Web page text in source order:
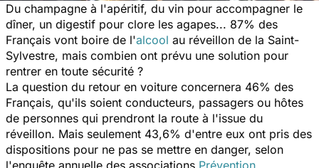
Du champagne à l'apéritif, du vin pour accompagner le
dîner, un digestif pour clore les agapes... 87% des
Français vont boire de l'alcool au réveillon de la Saint-
Sylvestre, mais combien ont prévu une solution pour
rentrer en toute sécurité ?
La question du retour en voiture concernera 46% des
Français, qu'ils soient conducteurs, passagers ou hôtes
de personnes qui prendront la route à l'issue du
réveillon. Mais seulement 43,6% d'entre eux ont pris des
dispositions pour ne pas se mettre en danger, selon
l'enquête annuelle des associations Prévention